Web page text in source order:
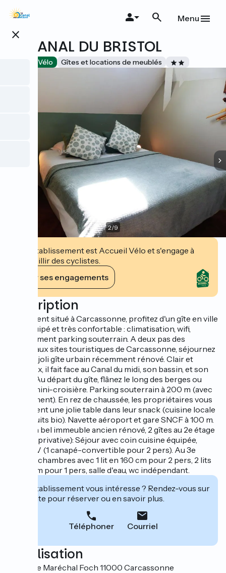
Aller
principal
close
Menu
LE CANAL DU BRISTOL
Accueil Vélo Gîtes et locations de meublés
2/9
Cet établissement est Accueil Vélo et s'engage à
accueillir des cyclistes.
Voir ses engagements
Description
Idéalement situé à Carcassonne, profitez d'un gîte en ville
tout équipé et très confortable : climatisation, wifi,
abonnement parking souterrain. A deux pas des
principaux sites touristiques de Carcassonne, séjournez
dans ce joli gîte urbain récemment rénové. Clair et
lumineux, il fait face au Canal du midi, son bassin, et son
écluse. Au départ du gîte, flânez le long des berges ou
partez mini-croisière. Parking souterrain à 200 m (avec
supplément). En rez de chaussée, les propriétaires vous
proposent une jolie table dans leur snack (cuisine locale
et produits bio). Navette aéroport et gare SNCF à 100 m.
Dans un bel immeuble ancien rénové, 2 gîtes au 2e étage
(entrée privative): Séjour avec coin cuisine équipée,
salon TV (1 canapé-convertible pour 2 pers). Au 3e
étage: 2 chambres avec 1 lit en 160 cm pour 2 pers, 2 lits
en 90 cm pour 1 pers, salle d'eau, wc indépendant.
Cet établissement vous intéresse ? Rendez-vous sur
leur site pour réserver ou en savoir plus.
Téléphoner Courriel
Localisation
9 avenue Maréchal Foch 11000 Carcassonne